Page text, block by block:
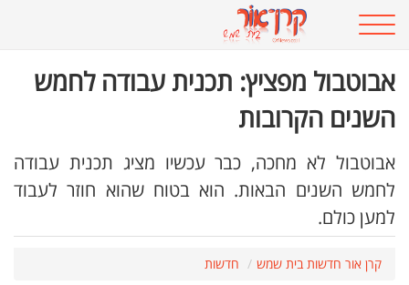
אבוטבול מפציץ: תכנית עבודה לחמש
השנים הקרובות
אבוטבול לא מחכה, כבר עכשיו מציג תכנית עבודה
לחמש השנים הבאות. הוא בטוח שהוא חוזר לעבוד
למען כולם.
קרן אור חדשות בית שמש חדשות